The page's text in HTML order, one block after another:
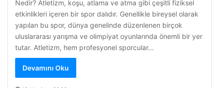
Nedir? Atletizm, koşu, atlama ve atma gibi çeşitli fiziksel
etkinlikleri içeren bir spor dalıdır. Genellikle bireysel olarak
yapılan bu spor, dünya genelinde düzenlenen birçok
uluslararası yarışma ve olimpiyat oyunlarında önemli bir yer
tutar. Atletizm, hem profesyonel sporcular…
Devamını Oku